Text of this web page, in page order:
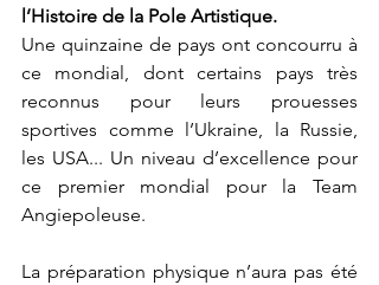
l’Histoire de la Pole Artistique.
Une quinzaine de pays ont concourru à
ce mondial, dont certains pays très
reconnus pour leurs prouesses
sportives comme l’Ukraine, la Russie,
les USA... Un niveau d’excellence pour
ce premier mondial pour la Team
Angiepoleuse.
La préparation physique n’aura pas été